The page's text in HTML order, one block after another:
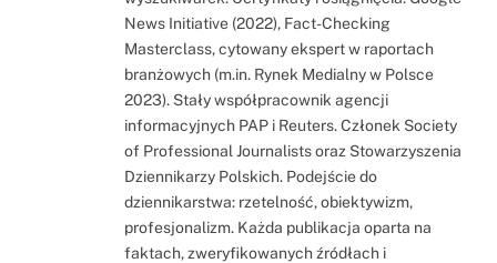
News Initiative (2022), Fact-Checking
Masterclass, cytowany ekspert w raportach
branżowych (m.in. Rynek Medialny w Polsce
2023). Stały współpracownik agencji
informacyjnych PAP i Reuters. Członek Society
of Professional Journalists oraz Stowarzyszenia
Dziennikarzy Polskich. Podejście do
dziennikarstwa: rzetelność, obiektywizm,
profesjonalizm. Każda publikacja oparta na
faktach, zweryfikowanych źródłach i